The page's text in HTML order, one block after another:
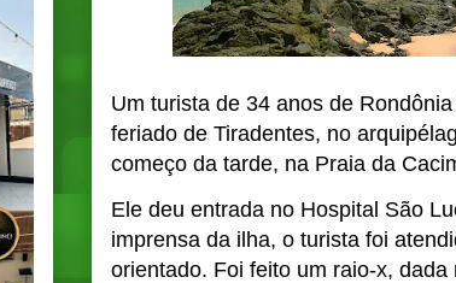
Um turista de 34 anos de
feriado de Tiradentes, no
começo da tarde, na Praia da
Ele deu entrada no Hospital São
imprensa da ilha, o turista foi
orientado. Foi feito um raio-x,